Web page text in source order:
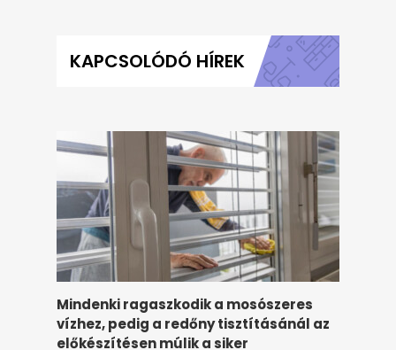
KAPCSOLÓDÓ HÍREK
Mindenki ragaszkodik a mosószeres
vízhez, pedig a redőny tisztításánál az
előkészítésen múlik a siker